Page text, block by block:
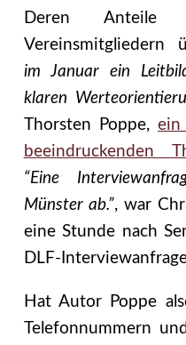
Deren
Vereinsmitgliedern
im Januar ein
klaren
Thorsten Poppe,ein
beeindruckenden
“Eine
Münster ab.”, war
eine Stunde nach
DLF-
Hat Autor Poppe
Telefonnummern